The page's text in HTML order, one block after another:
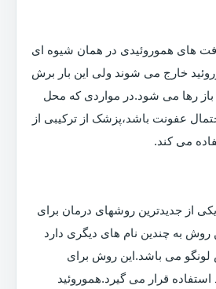
های هموروئیدی در همان شیوه ای
خارج می شوند ولی این بار برش
رها می شود.در مواردی که محل
عفونت باشد،پزشک از ترکیبی از
می کند.
از جدیدترین روشهای درمان برای
به چندین نام های دیگری دارد
لونگو می باشد.این روش برای
قرار می گیرد.هموروئید